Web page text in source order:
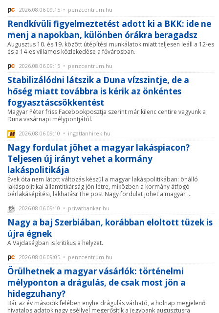
2026.08.06 09:15 • penzcentrum.hu
Rendkívüli figyelmeztetést adott ki a BKK: ide ne
menj a napokban, különben órákra beragadsz
Augusztus 10. és 19. között útépítési munkálatok miatt teljesen leáll a 12-es
és a 14-es villamos közlekedése a fővárosban.
2026.08.06 09:15 • penzcentrum.hu
Stabilizálódni látszik a Duna vízszintje, de a
hőség miatt továbbra is kérik az önkéntes
fogyasztáscsökkentést
Magyar Péter friss Facebookposztja szerint már kilenc centire vagyunk a
Duna vasárnapi mélypontjától.
2026.08.06 09:10 • ingatlanhirek.hu
Nagy fordulat jöhet a magyar lakáspiacon?
Teljesen új irányt vehet a kormány
lakáspolitikája
Évek óta nem látott változás készül a magyar lakáspolitikában: önálló
lakáspolitikai államtitkárság jön létre, miközben a kormány átfogó
bérlakásépítési, lakhatási The post Nagy fordulat jöhet a magyar ...
2026.08.06 09:10 • privatbankar.hu
Nagy a baj Szerbiában, korábban eloltott tüzek is
újra égnek
A Vajdaságban is kritikus a helyzet.
2026.08.06 09:05 • penzcentrum.hu
Örülhetnek a magyar vásárlók: történelmi
mélyponton a drágulás, de csak most jön a
hidegzuhany?
Bár az év második felében enyhe drágulás várható, a holnap megjelenő
hivatalos adatok nagy eséllyel megerősítik a jegybank augusztusra